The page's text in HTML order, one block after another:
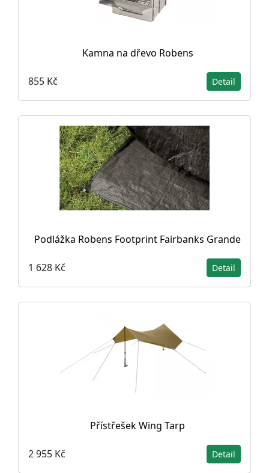
Kamna na dřevo Robens
855 Kč Detail
Podlážka Robens Footprint Fairbanks Grande
1 628 Kč Detail
Přístřešek Wing Tarp
2 955 Kč Detail